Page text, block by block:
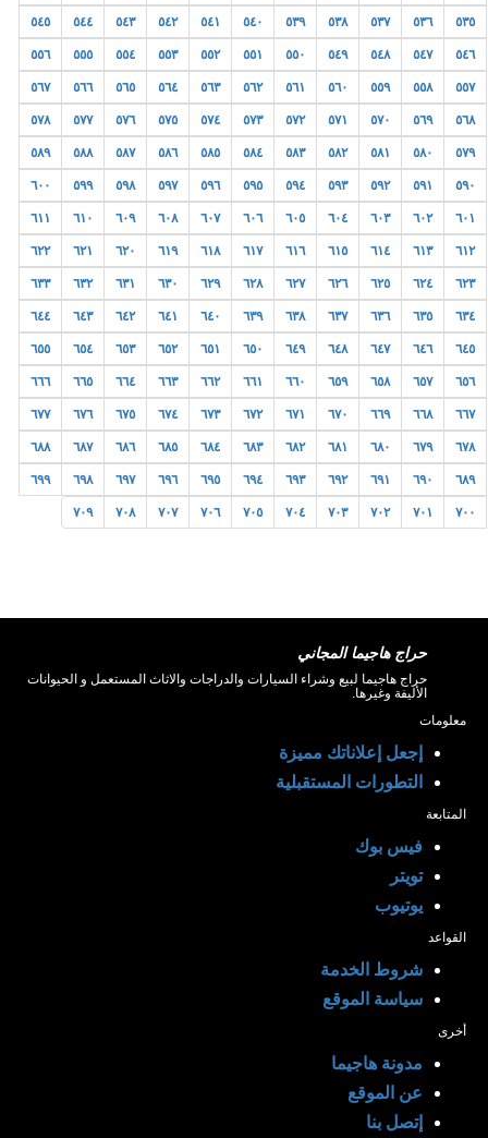
٥٣٥ ٥٣٦ ٥٣٧ ٥٣٨ ٥٣٩ ٥٤٠ ٥٤١ ٥٤٢ ٥٤٣ ٥٤٤ ٥٤٥
٥٤٦ ٥٤٧ ٥٤٨ ٥٤٩ ٥٥٠ ٥٥١ ٥٥٢ ٥٥٣ ٥٥٤ ٥٥٥ ٥٥٦
٥٥٧ ٥٥٨ ٥٥٩ ٥٦٠ ٥٦١ ٥٦٢ ٥٦٣ ٥٦٤ ٥٦٥ ٥٦٦ ٥٦٧
٥٦٨ ٥٦٩ ٥٧٠ ٥٧١ ٥٧٢ ٥٧٣ ٥٧٤ ٥٧٥ ٥٧٦ ٥٧٧ ٥٧٨
٥٧٩ ٥٨٠ ٥٨١ ٥٨٢ ٥٨٣ ٥٨٤ ٥٨٥ ٥٨٦ ٥٨٧ ٥٨٨ ٥٨٩
٥٩٠ ٥٩١ ٥٩٢ ٥٩٣ ٥٩٤ ٥٩٥ ٥٩٦ ٥٩٧ ٥٩٨ ٥٩٩ ٦٠٠
٦٠١ ٦٠٢ ٦٠٣ ٦٠٤ ٦٠٥ ٦٠٦ ٦٠٧ ٦٠٨ ٦٠٩ ٦١٠ ٦١١
٦١٢ ٦١٣ ٦١٤ ٦١٥ ٦١٦ ٦١٧ ٦١٨ ٦١٩ ٦٢٠ ٦٢١ ٦٢٢
٦٢٣ ٦٢٤ ٦٢٥ ٦٢٦ ٦٢٧ ٦٢٨ ٦٢٩ ٦٣٠ ٦٣١ ٦٣٢ ٦٣٣
٦٣٤ ٦٣٥ ٦٣٦ ٦٣٧ ٦٣٨ ٦٣٩ ٦٤٠ ٦٤١ ٦٤٢ ٦٤٣ ٦٤٤
٦٤٥ ٦٤٦ ٦٤٧ ٦٤٨ ٦٤٩ ٦٥٠ ٦٥١ ٦٥٢ ٦٥٣ ٦٥٤ ٦٥٥
٦٥٦ ٦٥٧ ٦٥٨ ٦٥٩ ٦٦٠ ٦٦١ ٦٦٢ ٦٦٣ ٦٦٤ ٦٦٥ ٦٦٦
٦٦٧ ٦٦٨ ٦٦٩ ٦٧٠ ٦٧١ ٦٧٢ ٦٧٣ ٦٧٤ ٦٧٥ ٦٧٦ ٦٧٧
٦٧٨ ٦٧٩ ٦٨٠ ٦٨١ ٦٨٢ ٦٨٣ ٦٨٤ ٦٨٥ ٦٨٦ ٦٨٧ ٦٨٨
٦٨٩ ٦٩٠ ٦٩١ ٦٩٢ ٦٩٣ ٦٩٤ ٦٩٥ ٦٩٦ ٦٩٧ ٦٩٨ ٦٩٩
٧٠٠ ٧٠١ ٧٠٢ ٧٠٣ ٧٠٤ ٧٠٥ ٧٠٦ ٧٠٧ ٧٠٨ ٧٠٩
حراج هاجيما المجاني
حراج هاجيما لبيع وشراء السيارات والدراجات والاثاث المستعمل و الحيوانات
الأليفة وغيرها.
معلومات
إجعل إعلاناتك مميزة
التطورات المستقبلية
المتابعة
فيس بوك
تويتر
يوتيوب
القواعد
شروط الخدمة
سياسة الموقع
أخرى
مدونة هاجيما
عن الموقع
إتصل بنا